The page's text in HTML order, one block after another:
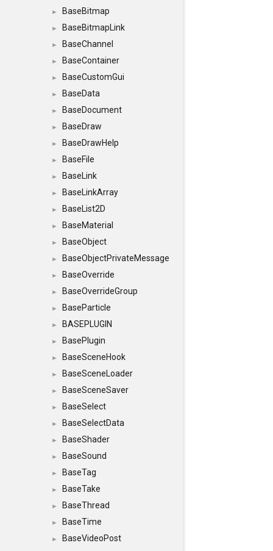
► BaseBitmap
► BaseBitmapLink
► BaseChannel
► BaseContainer
► BaseCustomGui
► BaseData
► BaseDocument
► BaseDraw
► BaseDrawHelp
► BaseFile
► BaseLink
► BaseLinkArray
► BaseList2D
► BaseMaterial
► BaseObject
► BaseObjectPrivateMessage
► BaseOverride
► BaseOverrideGroup
► BaseParticle
► BASEPLUGIN
► BasePlugin
► BaseSceneHook
► BaseSceneLoader
► BaseSceneSaver
► BaseSelect
► BaseSelectData
► BaseShader
► BaseSound
► BaseTag
► BaseTake
► BaseThread
► BaseTime
►
BaseVideoPost